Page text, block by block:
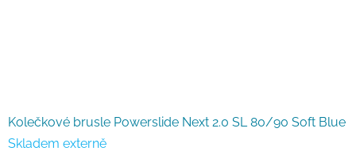
Kolečkové brusle Powerslide Next 2.0 SL 80/90 Soft Blue
Skladem externě